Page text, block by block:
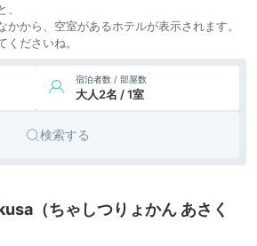
から、空室があるホテルが表示されます。
ださいね。
宿泊者数 / 部屋数
大人2名 / 1室
検索する
（ちゃしつりょかん あさく